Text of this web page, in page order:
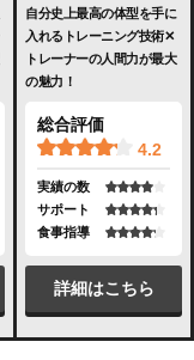
自分史上最高の体型を手に
入れるトレーニング技術✕
トレーナーの人間力が最大
の魅力！
総合評価
4.2
実績の数
サポート
食事指導
詳細はこちら